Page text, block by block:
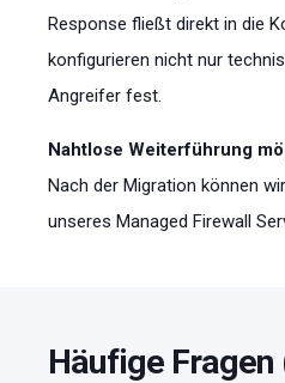
Response fließt direkt in die
konfigurieren nicht nur
Angreifer fest.
Nahtlose Weiterführung
Nach der Migration können
unseres Managed Firewall
Häufige Fragen